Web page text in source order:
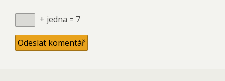
+ jedna = 7